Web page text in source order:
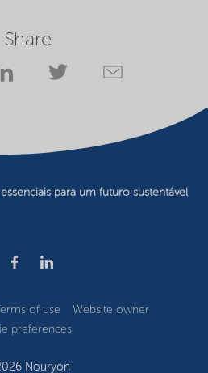
Share
para um futuro sustentável
Terms of use
Website owner
preferences
Nouryon